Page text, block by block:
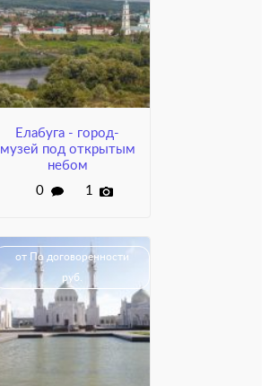
Елабуга - город-
музей под открытым
небом
0
1
от По договоренности
руб.